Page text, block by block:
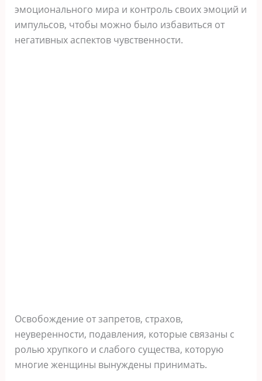
эмоционального мира и контроль своих эмоций и
импульсов, чтобы можно было избавиться от
негативных аспектов чувственности.
Освобождение от запретов, страхов,
неуверенности, подавления, которые связаны с
ролью хрупкого и слабого существа, которую
многие женщины вынуждены принимать.